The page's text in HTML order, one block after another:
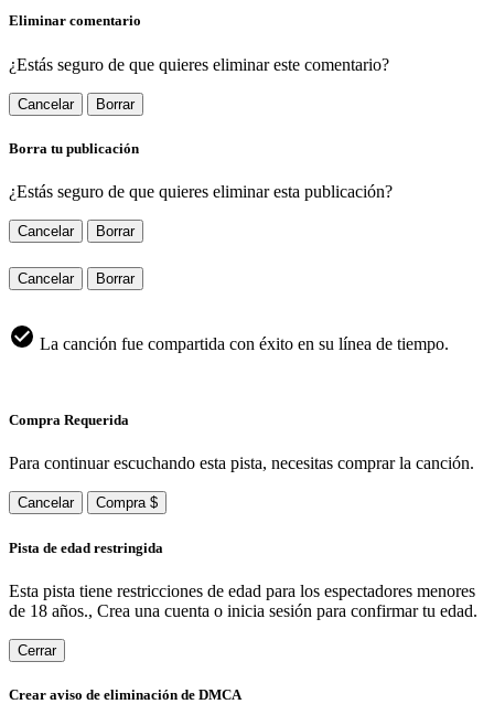
Eliminar comentario
¿Estás seguro de que quieres eliminar este comentario?
Cancelar Borrar
Borra tu publicación
¿Estás seguro de que quieres eliminar esta publicación?
Cancelar Borrar
Cancelar Borrar
La canción fue compartida con éxito en su línea de tiempo.
Compra Requerida
Para continuar escuchando esta pista, necesitas comprar la canción.
Cancelar Compra $
Pista de edad restringida
Esta pista tiene restricciones de edad para los espectadores menores
de 18 años., Crea una cuenta o inicia sesión para confirmar tu edad.
Cerrar
Crear aviso de eliminación de DMCA